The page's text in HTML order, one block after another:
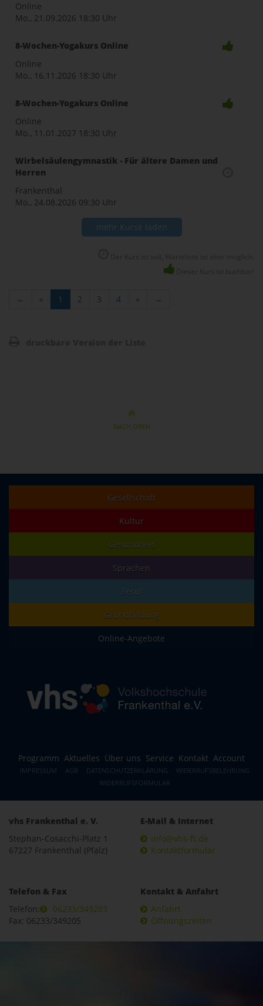
Online
Mo., 21.09.2026 18:30 Uhr
8-Wochen-Yogakurs Online
Online
Mo., 16.11.2026 18:30 Uhr
8-Wochen-Yogakurs Online
Online
Mo., 11.01.2027 18:30 Uhr
Wirbelsäulengymnastik - Für ältere Damen und
Herren
Frankenthal
Mo., 24.08.2026 09:30 Uhr
mehr Kurse laden
← « 1 2 3 4 » →
NACH OBEN
Gesellschaft
Kultur
Gesundheit
Sprachen
Beruf
Grundbildung
Online-Angebote
Programm Aktuelles Über uns Service Kontakt Account
IMPRESSUM AGB DATENSCHUTZERKLÄRUNG
WIDERRUFSBELEHRUNG
WIDERRUFSFORMULAR
vhs Frankenthal e. V.
Stephan-Cosacchi-Platz 1
67227 Frankenthal (Pfalz)
E-Mail & Internet
info@vhs-ft.de
Kontaktformular
Telefon & Fax
Telefon:
06233/349203
Fax: 06233/349205
Kontakt & Anfahrt
Anfahrt
Öffnungszeiten